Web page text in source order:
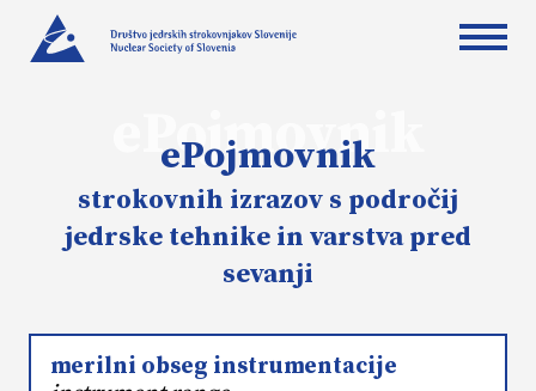
ePojmovnik
ePojmovnik
strokovnih izrazov s področij
jedrske tehnike in varstva pred
sevanji
merilni obseg instrumentacije